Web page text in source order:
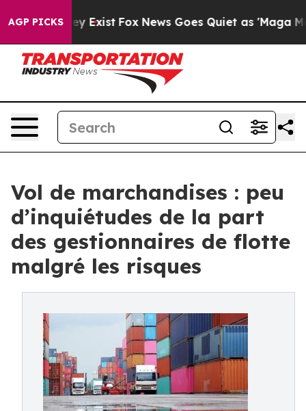
AGP PICKS
They Exist Fox News Goes Quiet as 'Maga Media
Vol de marchandises : peu
d’inquiétudes de la part
des gestionnaires de flotte
malgré les risques